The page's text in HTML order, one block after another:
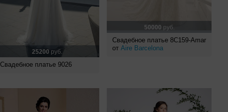
25200 руб.
Свадебное платье 9026
50000 руб.
Свадебное платье 8C159-Amar
от Aire Barcelona